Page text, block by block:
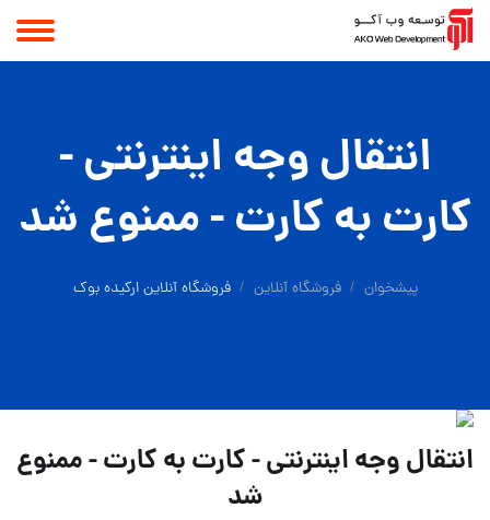
انتقال وجه اینترنتی -
کارت به کارت - ممنوع شد
پیشخوان فروشگاه آنلاین فروشگاه آنلاین ارکیده بوک
انتقال وجه اینترنتی - کارت به کارت - ممنوع
شد